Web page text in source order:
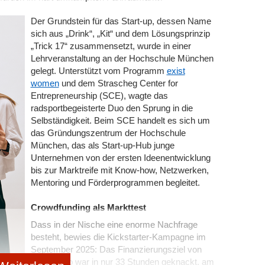
Funktionen oder verschweigen relevante
ein strategischer Hinweis auf Unsichtbarkeit. Wenn
mit einem Mitbewerber verwechselt, zeigt das:
– aber nicht stabil genug verankert, um korrekt
Sichtbarkeit
können Unternehmen sofort umsetzen können –
B2C-Bereich aktiv sind.
heute eine kanonische „About“-Seite, ergänzt um
und gleiche Namensverwendungen auf Plattformen
bevorzugen Inhalte mit klaren Update-Daten (z.B.
gelten Inhalte als veraltet – und werden
Websuche auf Bing stützt, ist dessen Indexierung
ist, existiert in GPT-Antworten nicht.
sollten nicht mehr aus langen Fließtexten bestehen,
Listen und Zwischenfazits aufgebaut sein.
Der Grundstein für das Start-up, dessen Name
sich aus „Drink“, „Kit“ und dem Lösungsprinzip
„Trick 17“ zusammensetzt, wurde in einer
Lehrveranstaltung an der Hochschule München
gelegt. Unterstützt vom Programm exist
womenund dem Strascheg Center for
Entrepreneurship (SCE), wagte das
radsportbegeisterte Duo den Sprung in die
Selbständigkeit. Beim SCE handelt es sich um
das Gründungszentrum der Hochschule
München, das als Start-up-Hub junge
Unternehmen von der ersten Ideenentwicklung
bis zur Marktreife mit Know-how, Netzwerken,
Mentoring und Förderprogrammen begleitet.
Crowdfunding als Markttest
Dass in der Nische eine enorme Nachfrage
besteht, bewies die Kickstarter-Kampagne im
September 2025: Das Finanzierungsziel von
8.000 Euro war in nur 33 Stunden geknackt, am